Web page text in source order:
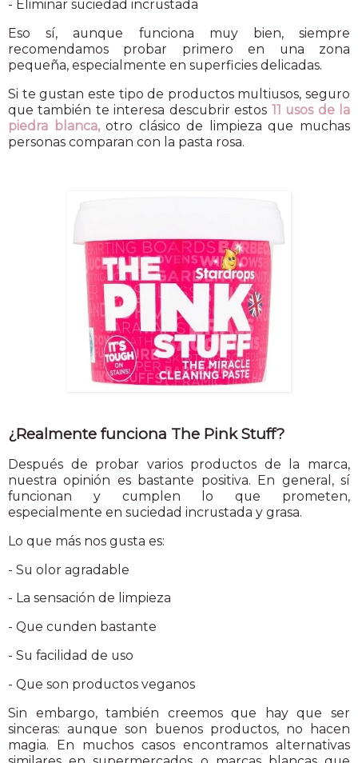
- Eliminar suciedad incrustada
Eso sí, aunque funciona muy bien, siempre
recomendamos probar primero en una zona
pequeña, especialmente en superficies delicadas.
Si te gustan este tipo de productos multiusos, seguro
que también te interesa descubrir estos 11 usos de la
piedra blanca,otro clásico de limpieza que muchas
personas comparan con la pasta rosa.
¿Realmente funciona The Pink Stuff?
Después de probar varios productos de la marca,
nuestra opinión es bastante positiva. En general, sí
funcionan y cumplen lo que prometen,
especialmente en suciedad incrustada y grasa.
Lo que más nos gusta es:
- Su olor agradable
- La sensación de limpieza
- Que cunden bastante
- Su facilidad de uso
- Que son productos veganos
Sin embargo, también creemos que hay que ser
sinceras: aunque son buenos productos, no hacen
magia. En muchos casos encontramos alternativas